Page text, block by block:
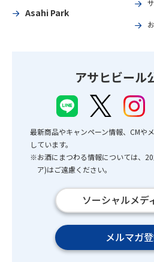
Asahi Park
アサヒビール
最新商品やキャンペーン情報、CMや
しています。
※お酒にまつわる情報については、
ア)はご遠慮ください。
ソーシャルメデ
メルマガ